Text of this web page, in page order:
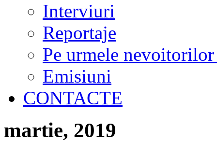
Interviuri
Reportaje
Pe urmele nevoitorilor
Emisiuni
CONTACTE
martie, 2019